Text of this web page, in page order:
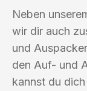
Neben
wir dir auch
und
den Auf- und
kannst du